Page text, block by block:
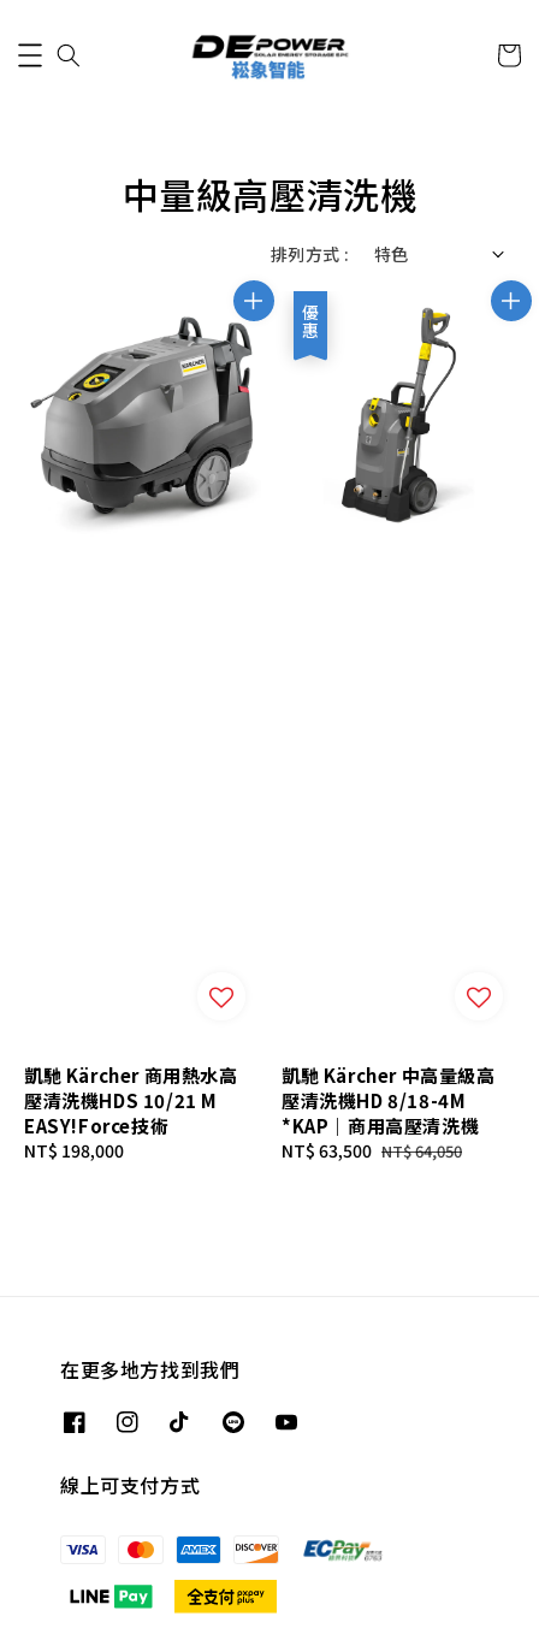
中量級高壓清洗機
排列方式 :
凱馳 Kärcher 商用熱水高
壓清洗機HDS 10/21 M
EASY!Force技術
Regular
NT$ 198,000
優惠
凱馳 Kärcher 中高量級高
壓清洗機HD 8/18-4M
*KAP｜商用高壓清洗機
Sale
NT$ 63,500 Regular
NT$ 64,050
在更多地方找到我們
線上可支付方式